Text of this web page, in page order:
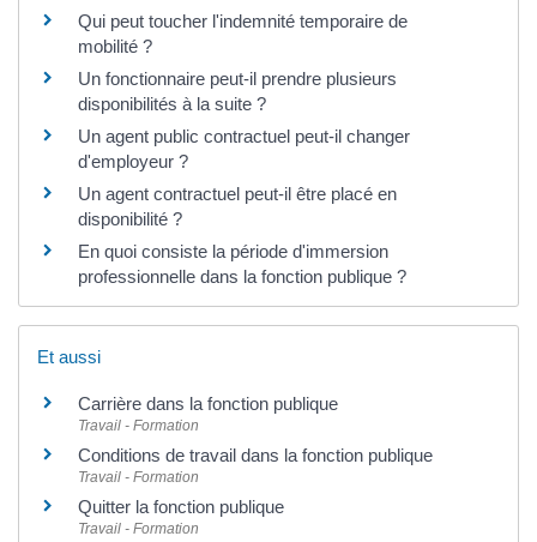
Qui peut toucher l'indemnité temporaire de
mobilité ?
Un fonctionnaire peut-il prendre plusieurs
disponibilités à la suite ?
Un agent public contractuel peut-il changer
d'employeur ?
Un agent contractuel peut-il être placé en
disponibilité ?
En quoi consiste la période d'immersion
professionnelle dans la fonction publique ?
Et aussi
Carrière dans la fonction publique
Travail - Formation
Conditions de travail dans la fonction publique
Travail - Formation
Quitter la fonction publique
Travail - Formation